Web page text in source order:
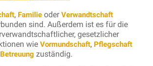
, Familie oderVerwandtschaft
sind. Außerdem ist es für die
gesetzlicher
wie Vormundschaft, Pflegschaft
Betreuung zuständig.